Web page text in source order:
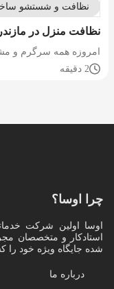
نظافت و شستشو
نظافت منزل در
امروزه همه سرگرم و
2 دقیقه
چرا اوسا؟
اوسا اولین شرکت
استادکار و متخصصان
شده جایگاه ویژه خود را
درباره ما